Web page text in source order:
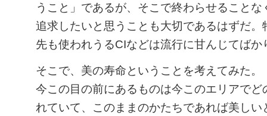
うこと」であるが、そこで終わらせること
追求したいと思うことも大切であるはずだ
先も使われうるCIなどは流行に甘んじてばか
そこで、美の寿命ということを考えてみた。
今この目の前にあるものは今このエリアでど
れていて、このままのかたちであれば美しい